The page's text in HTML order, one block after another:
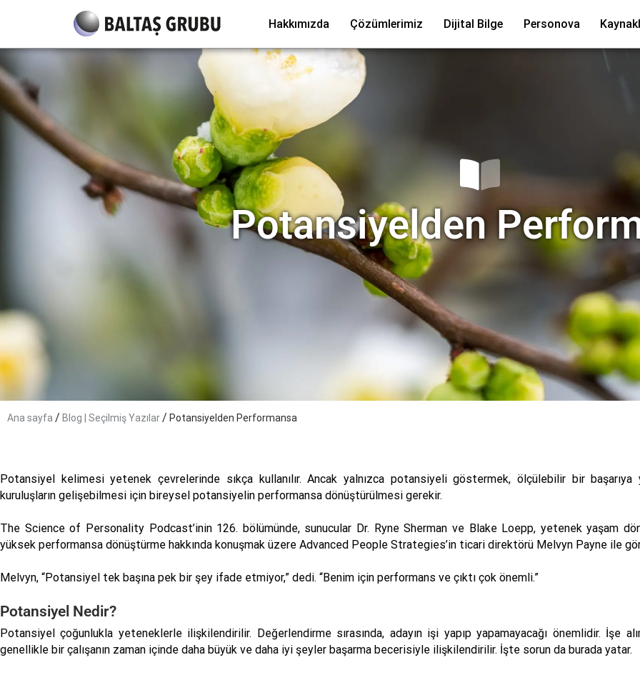
Hakkımızda Çözümlerimiz Dijital Bilge Personova
Potansiyelden
Ana sayfa / Blog | Seçilmiş Yazılar/ Potansiyelden Performansa
Potansiyel kelimesi yetenek çevrelerinde sıkça kullanılır. Ancak yalnızca potansiyeli göstermek, ölçülebilir bir
kuruluşların gelişebilmesi için bireysel potansiyelin performansa dönüştürülmesi gerekir.
The Science of Personality Podcast’inin 126. bölümünde, sunucular Dr. Ryne Sherman ve Blake Loepp, yetenek yaşam
yüksek performansa dönüştürme hakkında konuşmak üzere Advanced People Strategies’in ticari direktörü Melvyn Payne ile
Melvyn, “Potansiyel tek başına pek bir şey ifade etmiyor,” dedi. “Benim için performans ve çıktı çok önemli.”
Potansiyel Nedir?
Potansiyel çoğunlukla yeteneklerle ilişkilendirilir. Değerlendirme sırasında, adayın işi yapıp yapamayacağı önemlidir. İşe
genellikle bir çalışanın zaman içinde daha büyük ve daha iyi şeyler başarma becerisiyle ilişkilendirilir. İşte sorun da burada yatar.